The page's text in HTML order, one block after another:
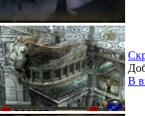
В